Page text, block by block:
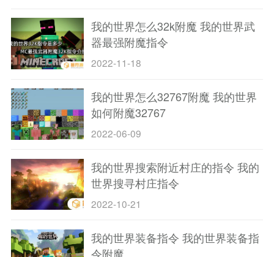
我的世界怎么32k附魔 我的世界武
器最强附魔指令
2022-11-18
我的世界怎么32767附魔 我的世界
如何附魔32767
2022-06-09
我的世界搜索附近村庄的指令 我的
世界搜寻村庄指令
2022-10-21
我的世界装备指令 我的世界装备指
令附魔